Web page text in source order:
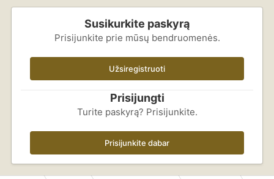
Susikurkite paskyrą
Prisijunkite prie mūsų bendruomenės.
Užsiregistruoti
Prisijungti
Turite paskyrą? Prisijunkite.
Prisijunkite dabar